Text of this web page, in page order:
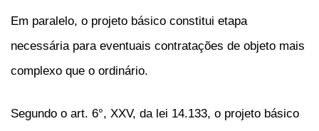
Em paralelo, o projeto básico constitui etapa
necessária para eventuais contratações de objeto mais
complexo que o ordinário.
Segundo o art. 6°, XXV, da lei 14.133, o projeto básico